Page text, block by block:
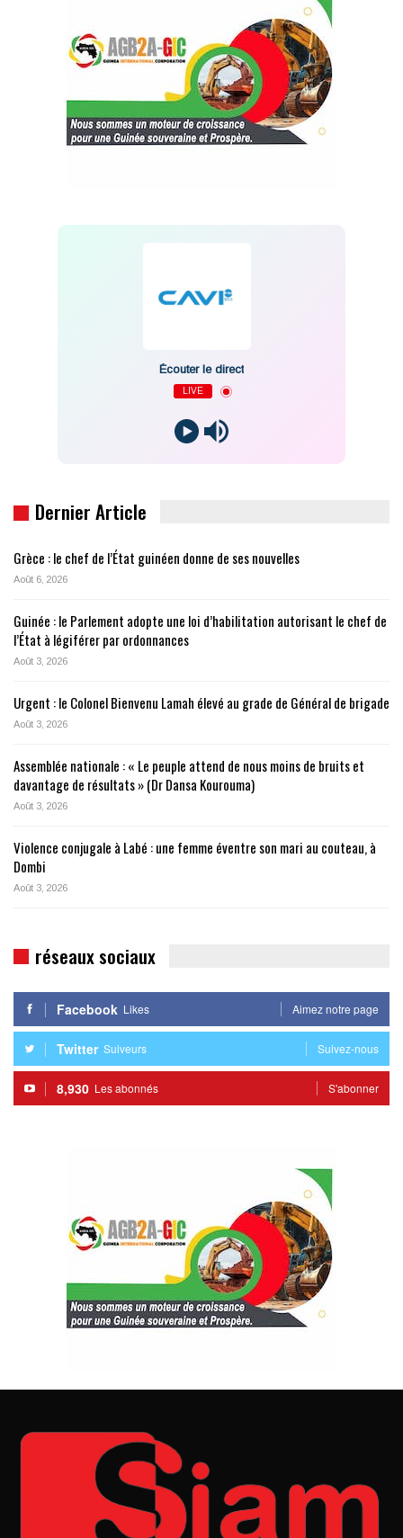
Écouter le direct
LIVE
Dernier Article
Grèce : le chef de l’État guinéen donne de ses nouvelles
Août 6, 2026
Guinée : le Parlement adopte une loi d’habilitation autorisant le chef de
l’État à légiférer par ordonnances
Août 3, 2026
Urgent : le Colonel Bienvenu Lamah élevé au grade de Général de brigade
Août 3, 2026
Assemblée nationale : « Le peuple attend de nous moins de bruits et
davantage de résultats » (Dr Dansa Kourouma)
Août 3, 2026
Violence conjugale à Labé : une femme éventre son mari au couteau, à
Dombi
Août 3, 2026
réseaux sociaux
Facebook Likes Aimez notre page
Twitter Suiveurs Suivez-nous
8,930 Les abonnés S'abonner